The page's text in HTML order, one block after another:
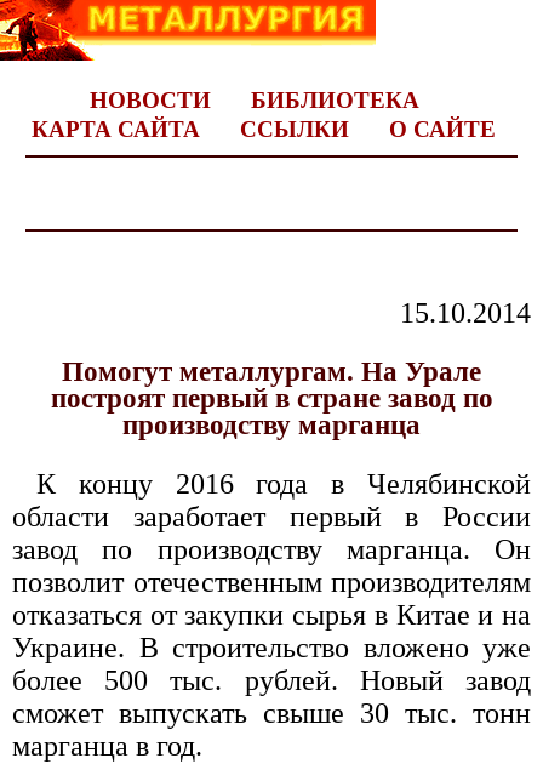
НОВОСТИ
БИБЛИОТЕКА
КАРТА САЙТА
ССЫЛКИ О САЙТЕ
15.10.2014
Помогут металлургам. На Урале
построят первый в стране завод по
производству марганца
К концу 2016 года в Челябинской
области заработает первый в России
завод по производству марганца. Он
позволит отечественным производителям
отказаться от закупки сырья в Китае и на
Украине. В строительство вложено уже
более 500 тыс. рублей. Новый завод
сможет выпускать свыше 30 тыс. тонн
марганца в год.